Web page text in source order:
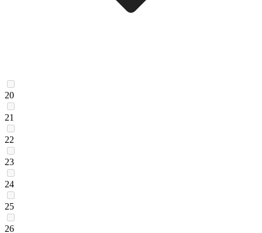
20
21
22
23
24
25
26